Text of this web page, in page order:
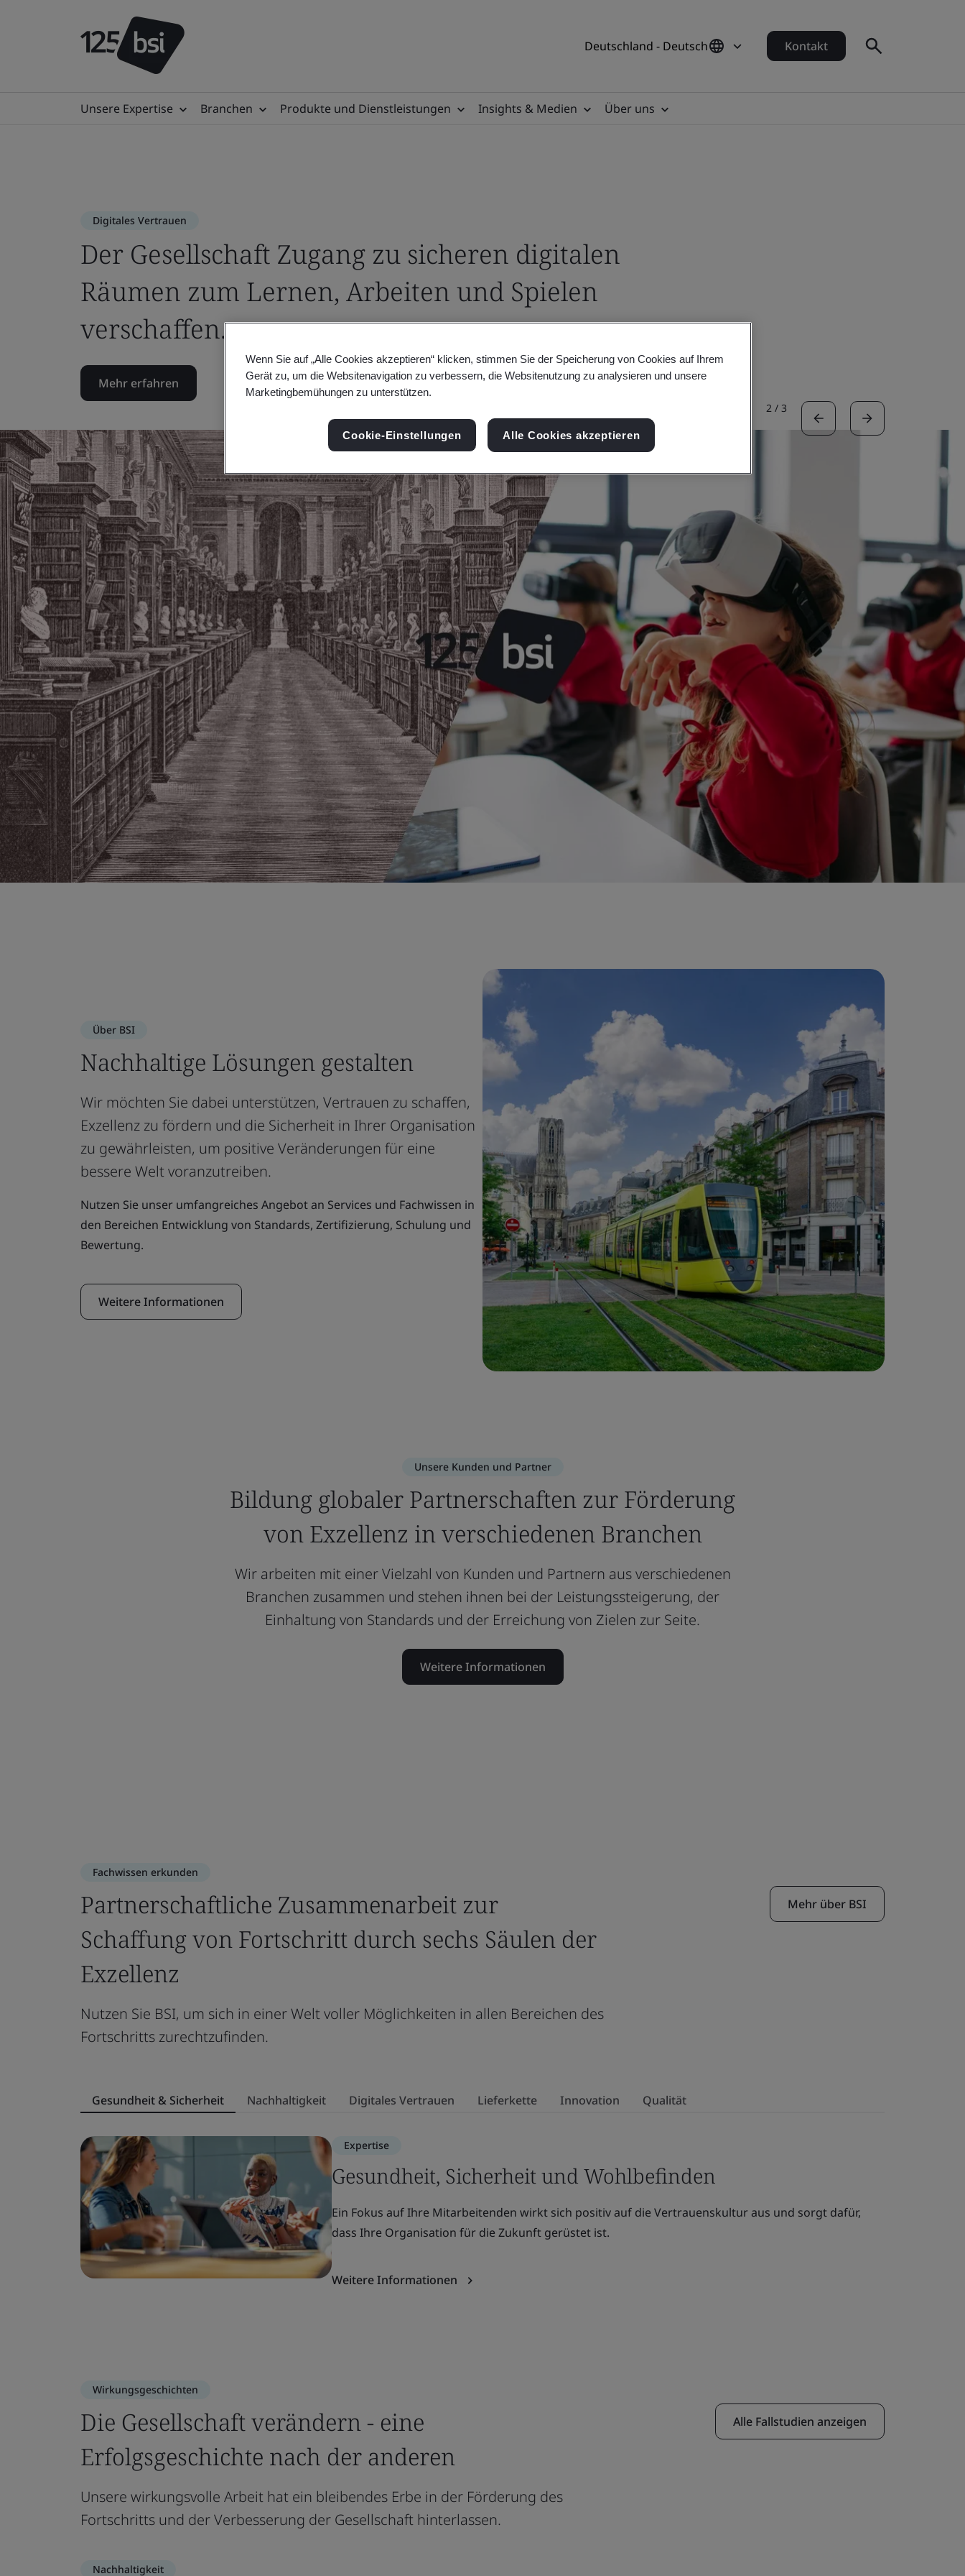
Deutschland - Deutsch Kontakt
Unsere Expertise Branchen Produkte und Dienstleistungen Insights & Medien Über uns
Digitales Vertrauen
Der Gesellschaft Zugang zu sicheren digitalen
Räumen zum Lernen, Arbeiten und Spielen
verschaffen.
Mehr erfahren
2 / 3
Über BSI
Nachhaltige Lösungen gestalten
Wir möchten Sie dabei unterstützen, Vertrauen zu schaffen,
Exzellenz zu fördern und die Sicherheit in Ihrer Organisation
zu gewährleisten, um positive Veränderungen für eine
bessere Welt voranzutreiben.
Nutzen Sie unser umfangreiches Angebot an Services und Fachwissen in
den Bereichen Entwicklung von Standards, Zertifizierung, Schulung und
Bewertung.
Weitere Informationen
Unsere Kunden und Partner
Bildung globaler Partnerschaften zur Förderung
von Exzellenz in verschiedenen Branchen
Wir arbeiten mit einer Vielzahl von Kunden und Partnern aus verschiedenen
Branchen zusammen und stehen ihnen bei der Leistungssteigerung, der
Einhaltung von Standards und der Erreichung von Zielen zur Seite.
Weitere Informationen
Fachwissen erkunden
Partnerschaftliche Zusammenarbeit zur
Schaffung von Fortschritt durch sechs Säulen der
Exzellenz
Nutzen Sie BSI, um sich in einer Welt voller Möglichkeiten in allen Bereichen des
Fortschritts zurechtzufinden.
Mehr über BSI
Gesundheit & Sicherheit Nachhaltigkeit Digitales Vertrauen Lieferkette Innovation Qualität
Expertise
Gesundheit, Sicherheit und Wohlbefinden
Ein Fokus auf Ihre Mitarbeitenden wirkt sich positiv auf die Vertrauenskultur aus und sorgt dafür,
dass Ihre Organisation für die Zukunft gerüstet ist.
Weitere Informationen
Wirkungsgeschichten
Die Gesellschaft verändern - eine
Erfolgsgeschichte nach der anderen
Unsere wirkungsvolle Arbeit hat ein bleibendes Erbe in der Förderung des
Fortschritts und der Verbesserung der Gesellschaft hinterlassen.
Alle Fallstudien anzeigen
Nachhaltigkeit
Wenn Sie auf „Alle Cookies akzeptieren“ klicken, stimmen Sie der Speicherung von Cookies auf Ihrem
Gerät zu, um die Websitenavigation zu verbessern, die Websitenutzung zu analysieren und unsere
Marketingbemühungen zu unterstützen.
Cookie-Einstellungen Alle Cookies akzeptieren